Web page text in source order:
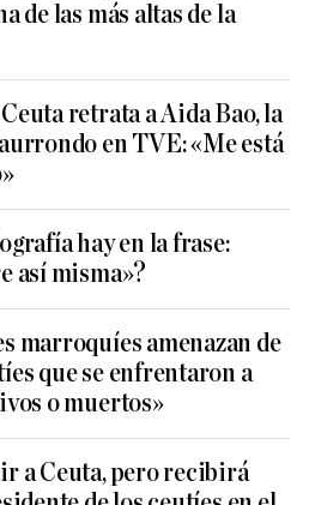
de las más altas de la
retrata a Aida Bao, la
en TVE: «Me está
hay en la frase:
así misma»?
marroquíes amenazan de
que se enfrentaron a
o muertos»
a Ceuta, pero recibirá